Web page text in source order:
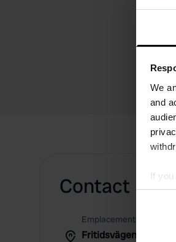
We
and
If
Find
Contact
Emplacement
Fritidsvägen 19